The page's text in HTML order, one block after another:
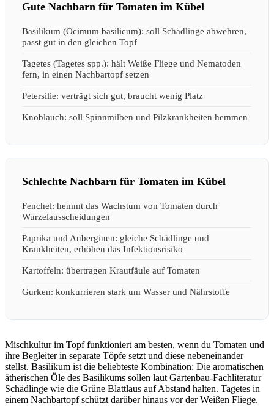
Gute Nachbarn für Tomaten im Kübel
Basilikum (Ocimum basilicum): soll Schädlinge abwehren,
passt gut in den gleichen Topf
Tagetes (Tagetes spp.): hält Weiße Fliege und Nematoden
fern, in einen Nachbartopf setzen
Petersilie: verträgt sich gut, braucht wenig Platz
Knoblauch: soll Spinnmilben und Pilzkrankheiten hemmen
Schlechte Nachbarn für Tomaten im Kübel
Fenchel: hemmt das Wachstum von Tomaten durch
Wurzelausscheidungen
Paprika und Auberginen: gleiche Schädlinge und
Krankheiten, erhöhen das Infektionsrisiko
Kartoffeln: übertragen Krautfäule auf Tomaten
Gurken: konkurrieren stark um Wasser und Nährstoffe
Mischkultur im Topf funktioniert am besten, wenn du Tomaten und
ihre Begleiter in separate Töpfe setzt und diese nebeneinander
stellst. Basilikum ist die beliebteste Kombination: Die aromatischen
ätherischen Öle des Basilikums sollen laut Gartenbau-Fachliteratur
Schädlinge wie die Grüne Blattlaus auf Abstand halten. Tagetes in
einem Nachbartopf schützt darüber hinaus vor der Weißen Fliege.